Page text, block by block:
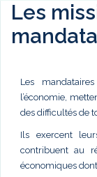
Les
Les
l’économie,
des difficultés de
Ils exercent
contribuent au
économiques